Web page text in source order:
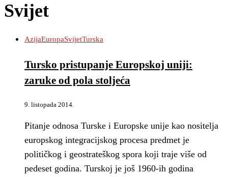
Svijet
AzijaEuropaSvijetTurska
Tursko pristupanje Europskoj uniji:
zaruke od pola stoljeća
9. listopada 2014.
Pitanje odnosa Turske i Europske unije kao nositelja
europskog integracijskog procesa predmet je
političkog i geostrateškog spora koji traje više od
pedeset godina. Turskoj je još 1960-ih godina